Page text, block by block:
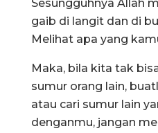
Sesungguhnya Allah
gaib di langit dan di
Melihat apa yang
Maka, bila kita tak
sumur orang lain,
atau cari sumur lain
denganmu, jangan